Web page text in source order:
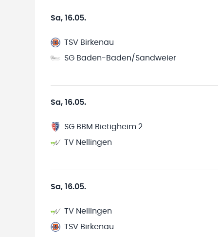
Sa, 16.05.
TSV Birkenau
SG Baden-Baden/Sandweier
Sa, 16.05.
SG BBM Bietigheim 2
TV Nellingen
Sa, 16.05.
TV Nellingen
TSV Birkenau